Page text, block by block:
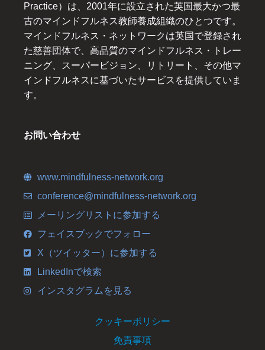
Practice）は、2001年に設立された英国最大かつ最
古のマインドフルネス教師養成組織のひとつです。
マインドフルネス・ネットワークは英国で登録され
た慈善団体で、高品質のマインドフルネス・トレー
ニング、スーパービジョン、リトリート、その他マ
インドフルネスに基づいたサービスを提供していま
す。
お問い合わせ
www.mindfulness-network.org
conference@mindfulness-network.org
メーリングリストに参加する
フェイスブックでフォロー
X（ツイッター）に参加する
LinkedInで検索
インスタグラムを見る
クッキーポリシー
免責事項